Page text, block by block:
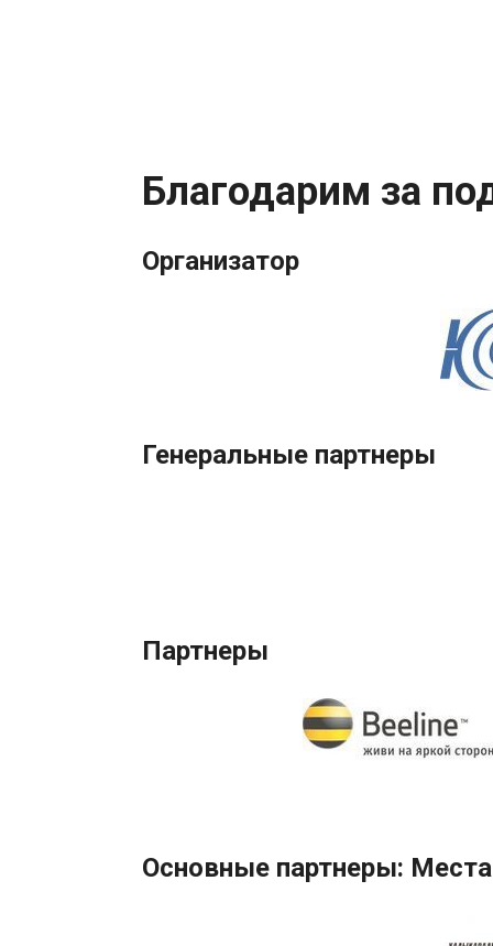
Благодарим за
Организатор
Генеральные партнеры
Партнеры
Основные партнеры: